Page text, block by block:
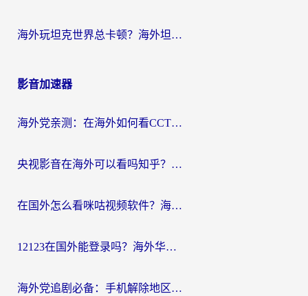
海外玩坦克世界总卡顿？海外坦克世界加速器有哪些？实测好用的选择在这里
影音加速器
海外党亲测：在海外如何看CCTV？告别“仅限大陆播放”的实用指南
央视影音在海外可以看吗知乎？留学生亲测：3步解决地域限制+追剧自由
在国外怎么看咪咕视频软件？海外党亲测有效的回国加速方案
12123在国外能登录吗？海外华人必看的回国加速实用指南
海外党追剧必备：手机解除地区限制app怎么选？解决央视视频&国内剧地区限制全指南